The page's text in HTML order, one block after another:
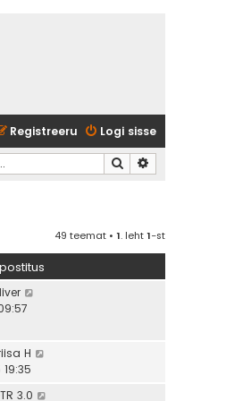
Logi sisse
Registreeru
Otsi
49 teemat • 1. leht1-st
H
3.0